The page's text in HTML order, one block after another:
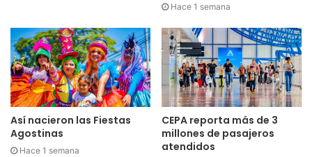
Hace 1 semana
Así nacieron las Fiestas
Agostinas
Hace 1 semana
CEPA reporta más de 3
millones de pasajeros
atendidos